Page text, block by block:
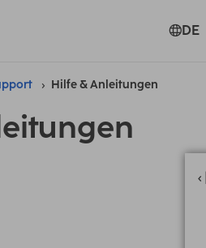
DE
Hilfe & Anleitungen